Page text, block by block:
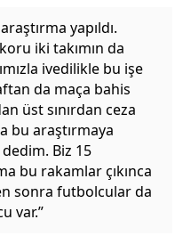
yapıldı.
iki takımın da
ivedilikle bu işe
da maça bahis
üst sınırdan ceza
bu araştırmaya
Biz 15
bu rakamlar çıkınca
sonra futbolcular da
var.”